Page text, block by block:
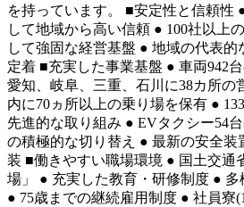
を持っています。 ■安定性と信頼性
して地域から高い信頼 ● 100社以上
して強固な経営基盤 ● 地域の代表的
定着 ■充実した事業基盤 ● 車両942
愛知、岐阜、三重、石川に38カ所の
内に70ヵ所以上の乗り場を保有 ●
先進的な取り組み ● EVタクシー54
の積極的な切り替え ● 最新の安全装
装 ■働きやすい職場環境 ● 国土交通
場」 ● 充実した教育・研修制度 ●
● 75歳までの継続雇用制度 ● 社員寮